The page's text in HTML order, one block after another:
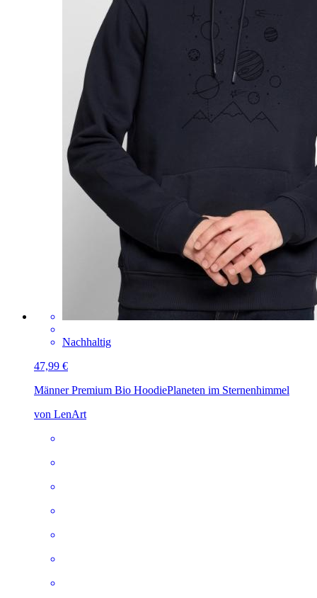
Nachhaltig
47,99 €
Männer Premium Bio HoodiePlaneten im Sternenhimmel
von LenArt